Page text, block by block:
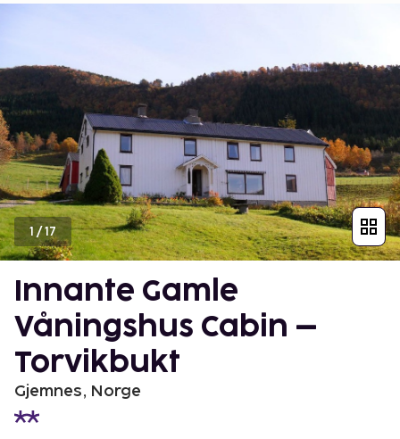
1 /17
Innante Gamle
Våningshus Cabin –
Torvikbukt
Gjemnes, Norge